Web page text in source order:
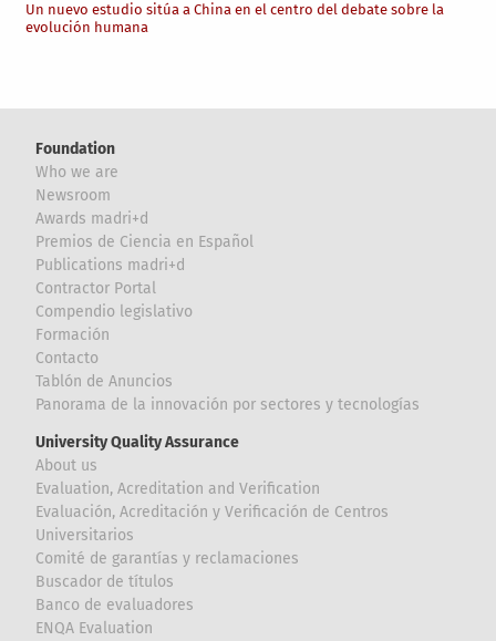
Un nuevo estudio sitúa a China en el centro del debate sobre la
evolución humana
Foundation
Who we are
Newsroom
Awards madri+d
Premios de Ciencia en Español
Publications madri+d
Contractor Portal
Compendio legislativo
Formación
Contacto
Tablón de Anuncios
Panorama de la innovación por sectores y tecnologías
University Quality Assurance
About us
Evaluation, Acreditation and Verification
Evaluación, Acreditación y Verificación de Centros
Universitarios
Comité de garantías y reclamaciones
Buscador de títulos
Banco de evaluadores
ENQA Evaluation